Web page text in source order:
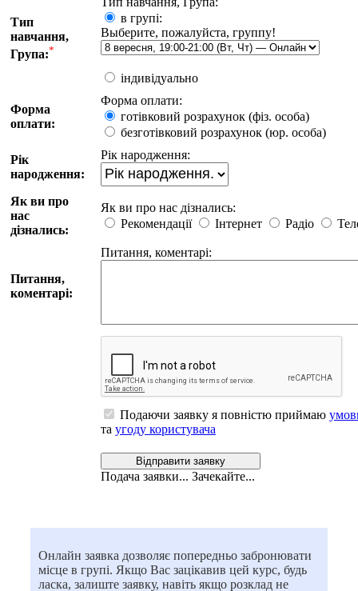
Тип
навчання,
Група:*
в групі:
Выберите, пожалуйста, группу!
iндивiдуально
Форма
оплати:
Форма оплати:
готiвковий розрахунок (фiз. особа)
безготiвковий розрахунок (юр. особа)
Рiк
народження:
Рiк народження:
Як ви про
нас
дізнались:
Як ви про нас дізнались:
Рекомендації
Iнтернет Радіо
Питання,
коментарi:
Питання, коментарi:
Подаючи заявку я повністю приймаю
та угоду користувача
Вiдправити заявку
Подача заявки... Зачекайте...
Онлайн заявка дозволяє попередньо забронювати
місце в групі. Якщо Вас зацікавив цей курс, будь
ласка, залиште заявку, навіть якщо розклад не